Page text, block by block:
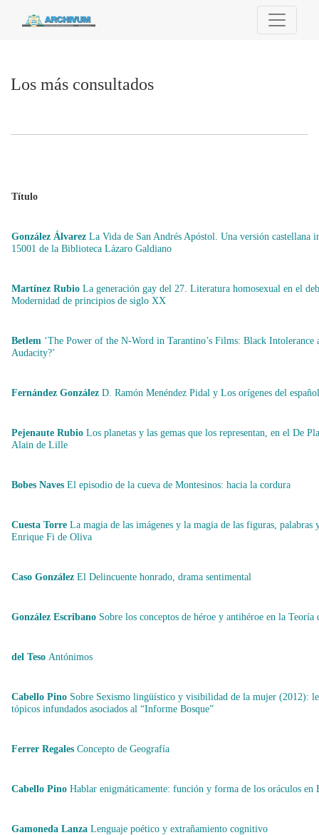
Los más consultados
Título
González Álvarez La Vida de San Andrés Apóstol. Una versión castellana
15001 de la Biblioteca Lázaro Galdiano
Martínez Rubio La generación gay del 27. Literatura homosexual en el
Modernidad de principios de siglo XX
Betlem ‘The Power of the N-Word in Tarantino’s Films: Black Intolerance
Audacity?’
Fernández González D. Ramón Menéndez Pidal y Los orígenes del español
Pejenaute Rubio Los planetas y las gemas que los representan, en el De
Alain de Lille
Bobes Naves El episodio de la cueva de Montesinos: hacia la cordura
Cuesta Torre La magia de las imágenes y la magia de las figuras, palabras
Enrique Fi de Oliva
Caso González El Delincuente honrado, drama sentimental
González Escribano Sobre los conceptos de héroe y antihéroe en la
del Teso Antónimos
Cabello Pino Sobre Sexismo lingüístico y visibilidad de la mujer (2012):
tópicos infundados asociados al “Informe Bosque”
Ferrer Regales Concepto de Geografía
Cabello Pino Hablar enigmáticamente: función y forma de los oráculos en
Gamoneda Lanza Lenguaje poético y extrañamiento cognitivo